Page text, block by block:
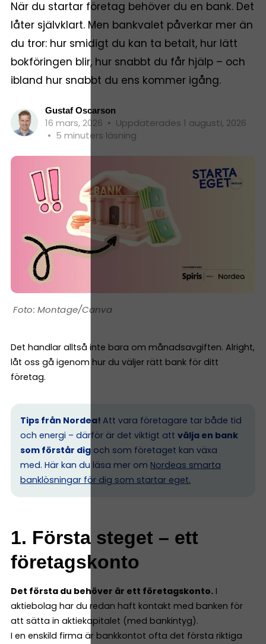
När du startar företag behöver du en bank. Det
låter självklart. Men bankvalet påverkar mer än
du tror: hur smidigt du kan ta betalt, hur lätt
bokföringen blir, hur snabbt du får hjälp – och
ibland hur snabbt du ens kommer igång.
Gustaf Oscarson
16 mars, 2026 • Uppdaterades 1 augusti, 2026
• 5 minuters läsning
Montage/Canva
Det handlar alltså inte bara om månadsavgiften. Alright,
låt oss gå igenom hur du väljer rätt bank för ditt
företag.
Tips från Nordea! Att vara företagare tar både tid
och energi – därför är det viktigt att välja en bank
som förstår dig och som företaget kan växa
med. Här kan du läsa mer om Nordeas smarta
banklösningar för dig som startar eget.
1. Första steget – ett
företagskonto
Det första du behöver är ett företagskonto. I
aktiebolag har du redan haft kontakt med banken för
att sätta in aktiekapitalet (med bankintyg).
I en enskild firma är bankkontot ofta det första riktiga